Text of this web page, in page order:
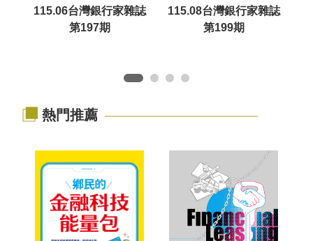
115.06台灣銀行家雜誌
第197期
115.08台灣銀行家雜誌
第199期
熱門推薦